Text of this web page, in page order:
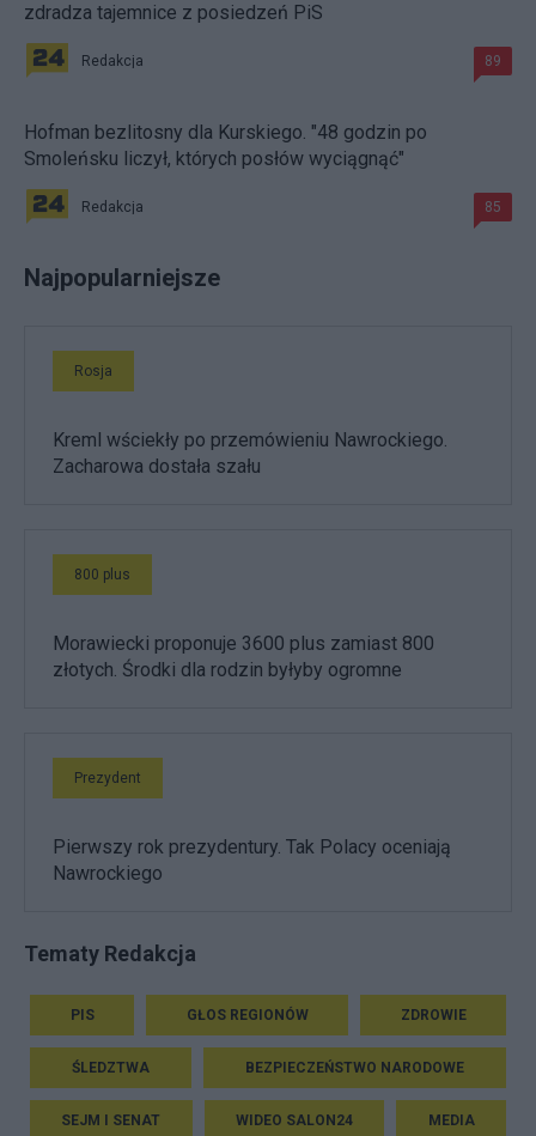
zdradza tajemnice z posiedzeń PiS
Redakcja 89
Hofman bezlitosny dla Kurskiego. "48 godzin po
Smoleńsku liczył, których posłów wyciągnąć"
Redakcja 85
Najpopularniejsze
Rosja
Kreml wściekły po przemówieniu Nawrockiego.
Zacharowa dostała szału
800 plus
Morawiecki proponuje 3600 plus zamiast 800
złotych. Środki dla rodzin byłyby ogromne
Prezydent
Pierwszy rok prezydentury. Tak Polacy oceniają
Nawrockiego
Tematy Redakcja
PIS GŁOS REGIONÓW ZDROWIE
ŚLEDZTWA BEZPIECZEŃSTWO NARODOWE
SEJM I SENAT WIDEO SALON24 MEDIA